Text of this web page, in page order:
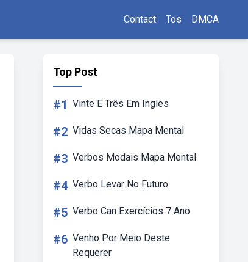
Contact Tos DMCA
Top Post
#1 Vinte E Três Em Ingles
#2 Vidas Secas Mapa Mental
#3 Verbos Modais Mapa Mental
#4 Verbo Levar No Futuro
#5 Verbo Can Exercícios 7 Ano
#6 Venho Por Meio Deste
Requerer